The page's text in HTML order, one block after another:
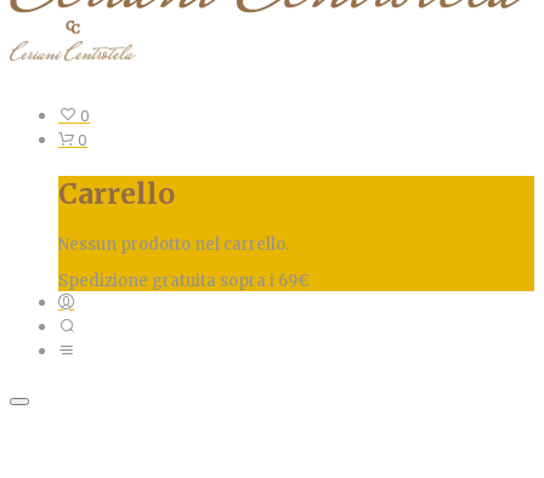
0
0
Carrello
Nessun prodotto nel carrello.
Spedizione gratuita sopra i 69€